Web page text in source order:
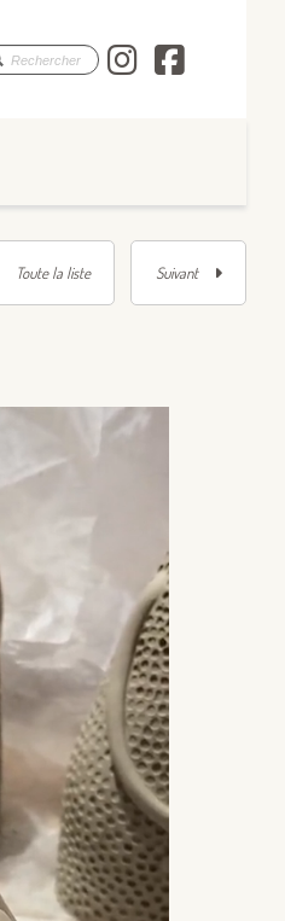
LesLes
Toute la liste
Suivant